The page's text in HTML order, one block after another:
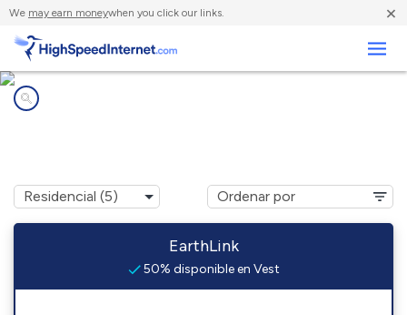
We may earn moneywhen you click our links. ×
EarthLink
50% disponible en Vest